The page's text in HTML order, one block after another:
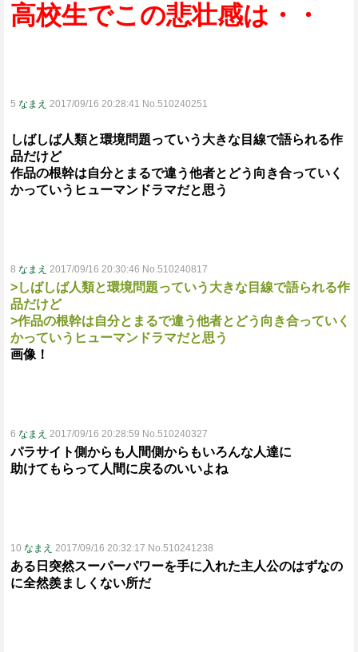
高校生でこの悲壮感は・・
5 なまえ 2017/09/16 20:28:41 No.510240251
しばしば人類と環境問題っていう大きな目線で語られる作
品だけど
作品の根幹は自分とまるで違う他者とどう向き合っていく
かっていうヒューマンドラマだと思う
8 なまえ 2017/09/16 20:30:46 No.510240817
>しばしば人類と環境問題っていう大きな目線で語られる作
品だけど
>作品の根幹は自分とまるで違う他者とどう向き合っていく
かっていうヒューマンドラマだと思う
画像！
6 なまえ 2017/09/16 20:28:59 No.510240327
パラサイト側からも人間側からもいろんな人達に
助けてもらって人間に戻るのいいよね
10 なまえ 2017/09/16 20:32:17 No.510241238
ある日突然スーパーパワーを手に入れた主人公のはずなの
に全然羨ましくない所だ